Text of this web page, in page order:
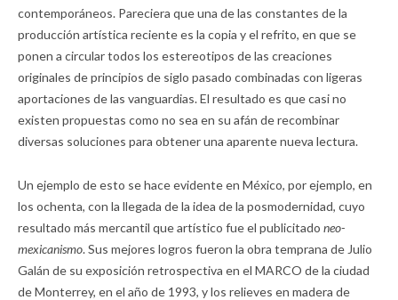
contemporáneos. Pareciera que una de las constantes de la
producción artística reciente es la copia y el refrito, en que se
ponen a circular todos los estereotipos de las creaciones
originales de principios de siglo pasado combinadas con ligeras
aportaciones de las vanguardias. El resultado es que casi no
existen propuestas como no sea en su afán de recombinar
diversas soluciones para obtener una aparente nueva lectura.
Un ejemplo de esto se hace evidente en México, por ejemplo, en
los ochenta, con la llegada de la idea de la posmodernidad, cuyo
resultado más mercantil que artístico fue el publicitado neo-
mexicanismo. Sus mejores logros fueron la obra temprana de Julio
Galán de su exposición retrospectiva en el MARCO de la ciudad
de Monterrey, en el año de 1993, y los relieves en madera de